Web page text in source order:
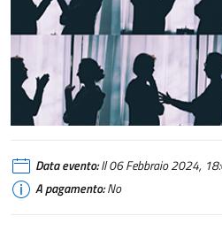
Data evento:Il 06 Febbraio 2024,
A pagamento:No